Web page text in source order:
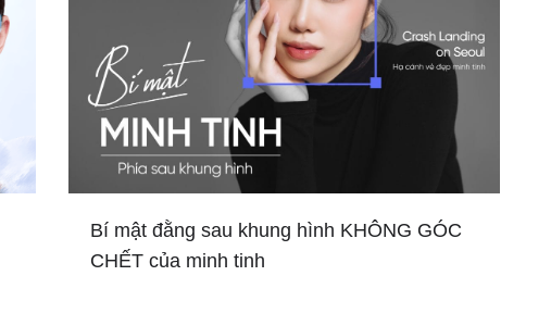
Bí mật đằng sau khung hình KHÔNG GÓC
CHẾT của minh tinh